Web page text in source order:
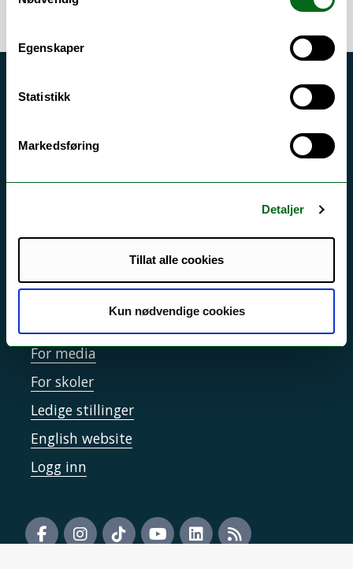
Egenskaper
Statistikk
Markedsføring
Detaljer
Tillat alle cookies
Kun nødvendige cookies
Akutt hjelp
Driftsmeldinger
Sikkerhet, beredskap og personvern
Tilgjengelighetserklæring
For media
For skoler
Ledige stillinger
English website
Logg inn